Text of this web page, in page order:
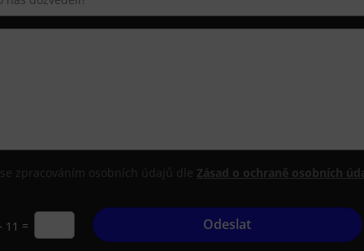
zpracováním osobních údajů dle Zásad o ochraně osobních
11 = Odeslat